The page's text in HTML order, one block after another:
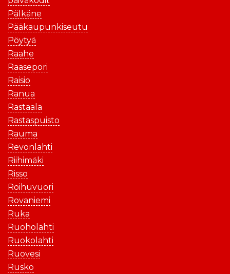
Pälkäne
Pääkaupunkiseutu
Pöytyä
Raahe
Raasepori
Raisio
Ranua
Rastaala
Rastaspuisto
Rauma
Revonlahti
Riihimäki
Risso
Roihuvuori
Rovaniemi
Ruka
Ruoholahti
Ruokolahti
Ruovesi
Rusko